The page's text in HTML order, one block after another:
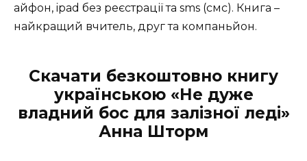
айфон, ipad без реєстрації та sms (смс). Книга –
найкращий вчитель, друг та компаньйон.
Скачати безкоштовно книгу
українською «Не дуже
владний бос для залізної леді»
Анна Шторм